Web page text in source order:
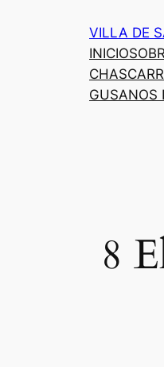
VILLA DE
INICIO
GUSANOS
8